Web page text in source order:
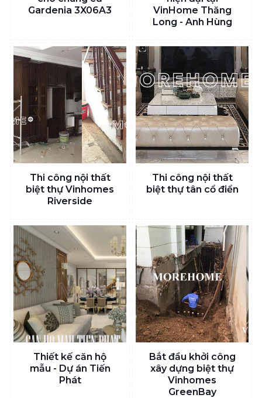
Gardenia 3X06A3
VinHome Thăng
Long - Anh Hùng
Thi công nội thất
biệt thự Vinhomes
Riverside
Thi công nội thất
biệt thự tân cổ điển
Thiết kế căn hộ
mẫu - Dự án Tiến
Phát
Bắt đầu khởi công
xây dựng biệt thự
Vinhomes
GreenBay